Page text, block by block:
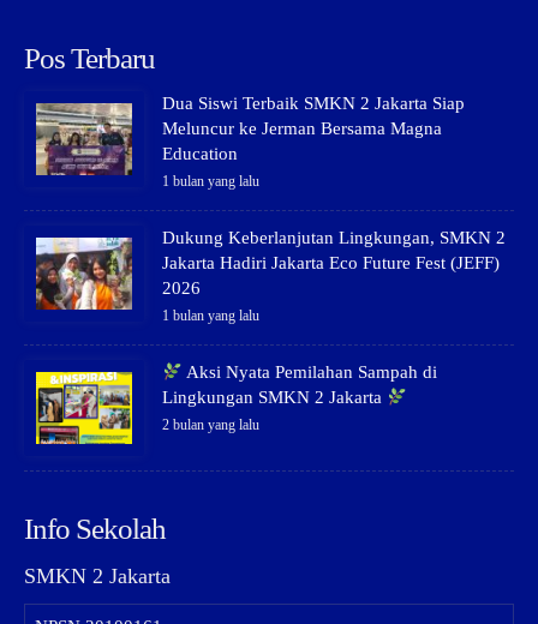
Pos Terbaru
Dua Siswi Terbaik SMKN 2 Jakarta Siap
Meluncur ke Jerman Bersama Magna
Education
1 bulan yang lalu
Dukung Keberlanjutan Lingkungan, SMKN 2
Jakarta Hadiri Jakarta Eco Future Fest (JEFF)
2026
1 bulan yang lalu
Aksi Nyata Pemilahan Sampah di
Lingkungan SMKN 2 Jakarta
2 bulan yang lalu
Info Sekolah
SMKN 2 Jakarta